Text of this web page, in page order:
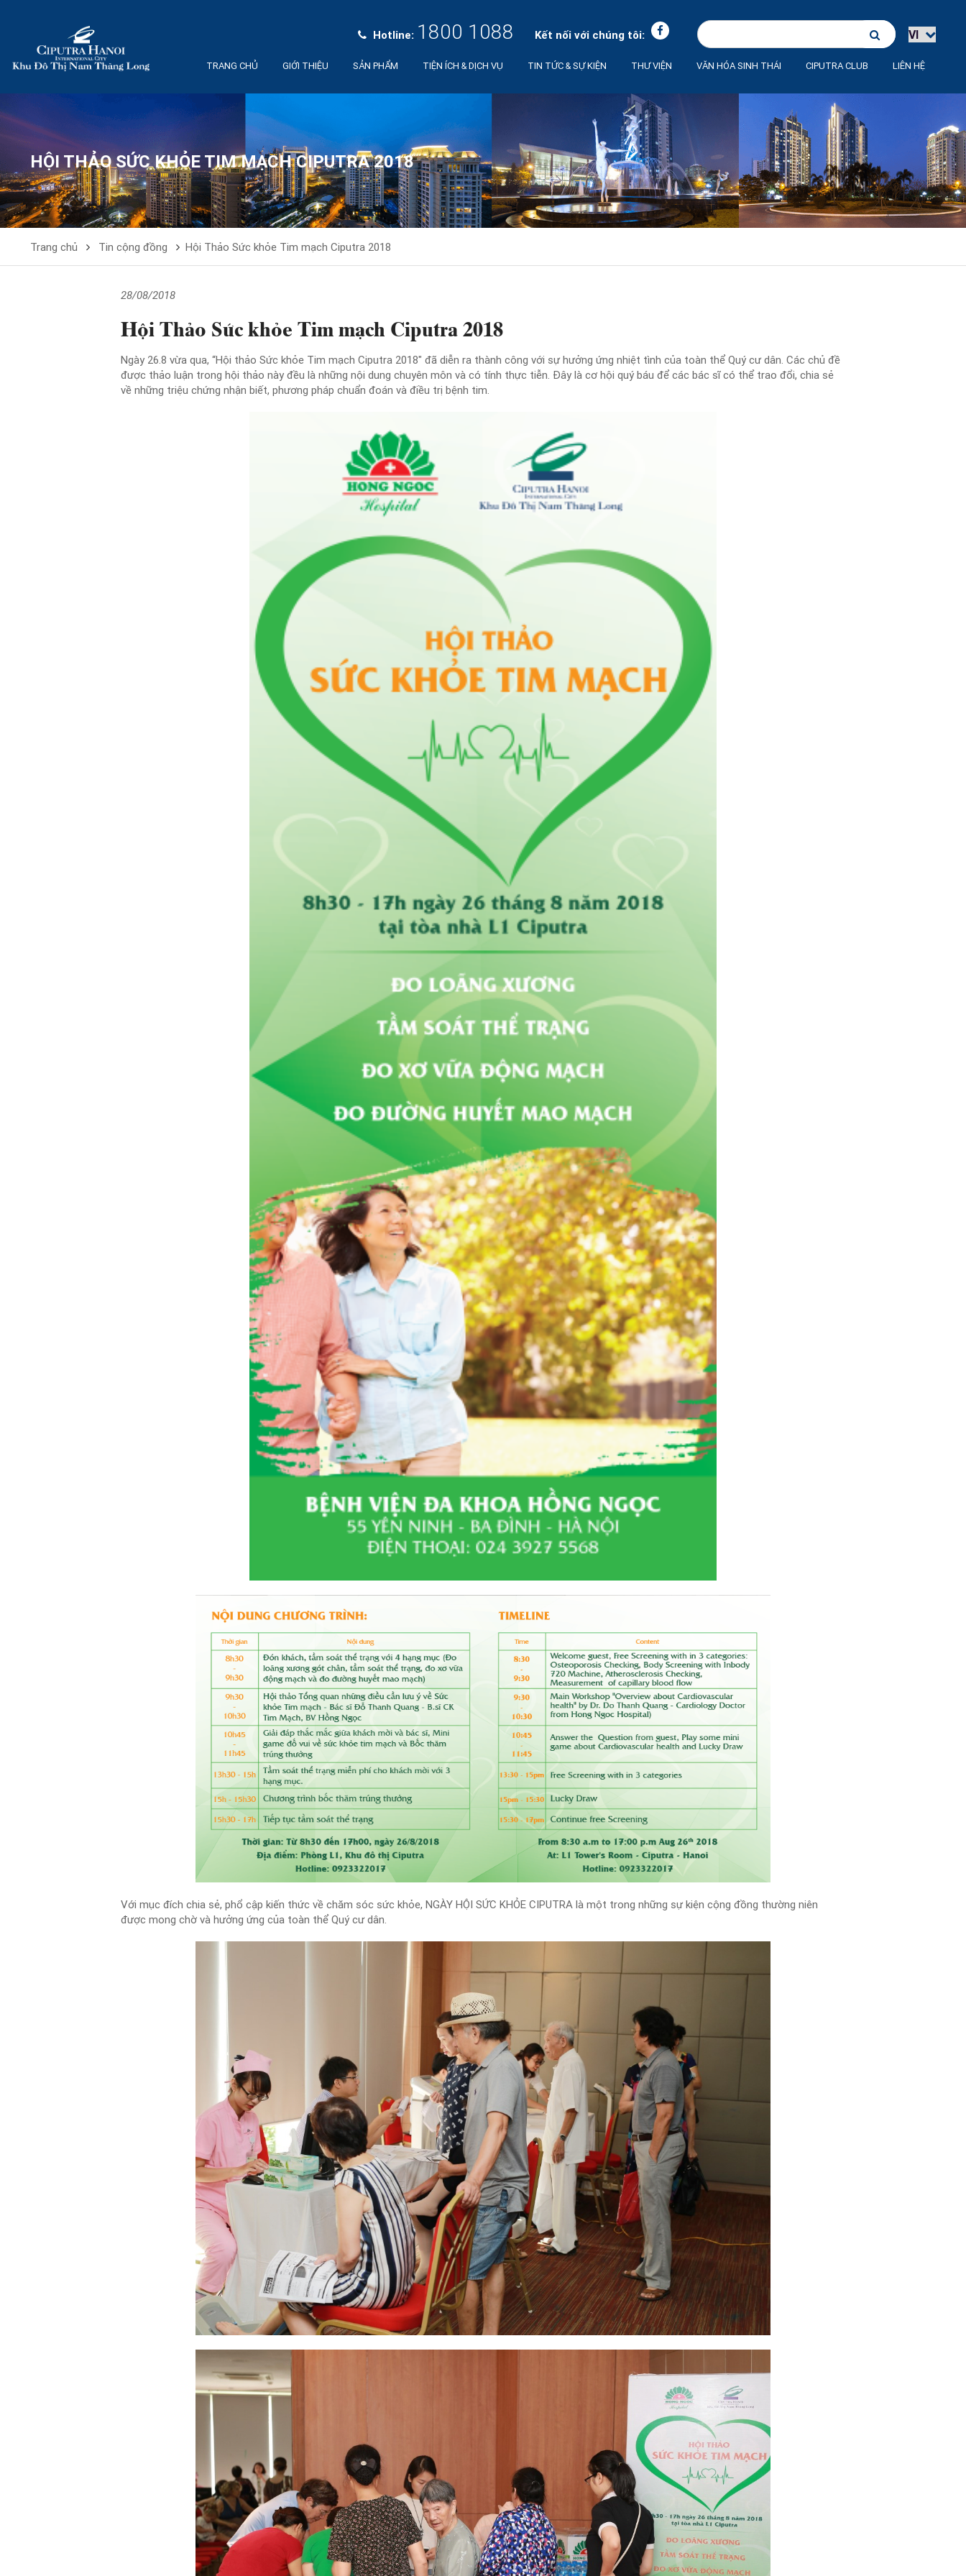
Hotline: 1800 1088 Kết nối với chúng tôi:
TRANG CHỦ GIỚI THIỆU SẢN PHẨM TIỆN ÍCH & DỊCH VỤ TIN TỨC & SỰ KIỆN THƯ VIỆN VĂN HÓA SINH THÁI CIPUTRA CLUB LIÊN HỆ
HỘI THẢO SỨC KHỎE TIM MẠCH CIPUTRA 2018
Trang chủ Tin cộng đồng Hội Thảo Sức khỏe Tim mạch Ciputra 2018
28/08/2018
Hội Thảo Sức khỏe Tim mạch Ciputra 2018
Ngày 26.8 vừa qua, “Hội thảo Sức khỏe Tim mạch Ciputra 2018″ đã diễn ra thành công với sự hưởng ứng nhiệt tình của toàn thể Quý cư dân. Các chủ đề
được thảo luận trong hội thảo này đều là những nội dung chuyên môn và có tính thực tiễn. Đây là cơ hội quý báu để các bác sĩ có thể trao đổi, chia sẻ
về những triệu chứng nhận biết, phương pháp chuẩn đoán và điều trị bệnh tim.
Với mục đích chia sẻ, phổ cập kiến thức về chăm sóc sức khỏe, NGÀY HỘI SỨC KHỎE CIPUTRA là một trong những sự kiện cộng đồng thường niên
được mong chờ và hưởng ứng của toàn thể Quý cư dân.